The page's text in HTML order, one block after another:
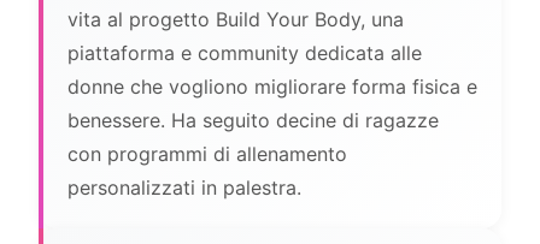
vita al progetto Build Your Body, una
piattaforma e community dedicata alle
donne che vogliono migliorare forma fisica e
benessere. Ha seguito decine di ragazze
con programmi di allenamento
personalizzati in palestra.